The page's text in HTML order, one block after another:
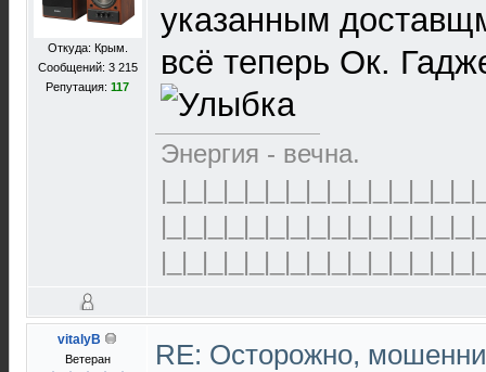
Откуда: Крым.
Сообщений: 3 215
Репутация: 117
указанным
всё теперь Ок.
Энергия - вечна.
vitalyB
Ветеран RE: Осторожно,